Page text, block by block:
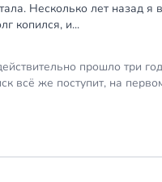
Несколько лет назад я
копился, и...
прошло три
всё же поступит, на
Собери все документы